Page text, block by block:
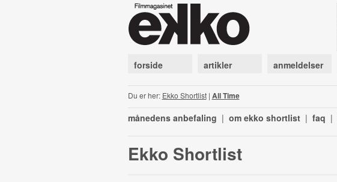
forside artikler anmeldelser
Du er her: Ekko Shortlist| All Time
månedens anbefaling | om ekko shortlist | faq |
Ekko Shortlist